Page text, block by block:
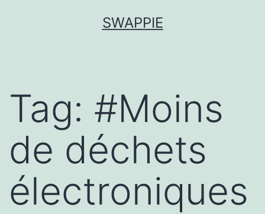
SWAPPIE
Tag: #Moins
de déchets
électroniques